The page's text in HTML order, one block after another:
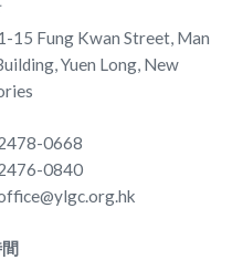
15 Fung Kwan Street, Man
Yuen Long, New
0668
0840